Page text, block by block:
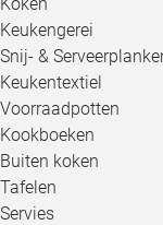
Keukengerei
Snij- &
Keukentextiel
Voorraadpotten
Kookboeken
Buiten koken
Tafelen
Servies